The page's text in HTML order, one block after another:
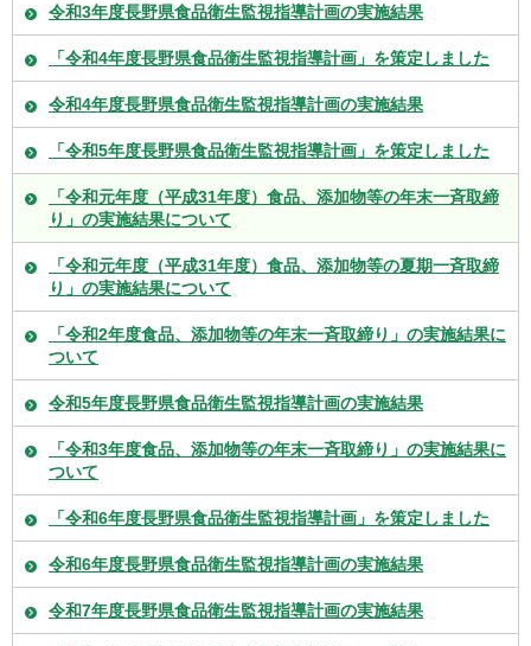
令和3年度長野県食品衛生監視指導計画の実施結果
「令和4年度長野県食品衛生監視指導計画」を策定しました
令和4年度長野県食品衛生監視指導計画の実施結果
「令和5年度長野県食品衛生監視指導計画」を策定しました
「令和元年度（平成31年度）食品、添加物等の年末一斉取締
り」の実施結果について
「令和元年度（平成31年度）食品、添加物等の夏期一斉取締
り」の実施結果について
「令和2年度食品、添加物等の年末一斉取締り」の実施結果に
ついて
令和5年度長野県食品衛生監視指導計画の実施結果
「令和3年度食品、添加物等の年末一斉取締り」の実施結果に
ついて
「令和6年度長野県食品衛生監視指導計画」を策定しました
令和6年度長野県食品衛生監視指導計画の実施結果
令和7年度長野県食品衛生監視指導計画の実施結果